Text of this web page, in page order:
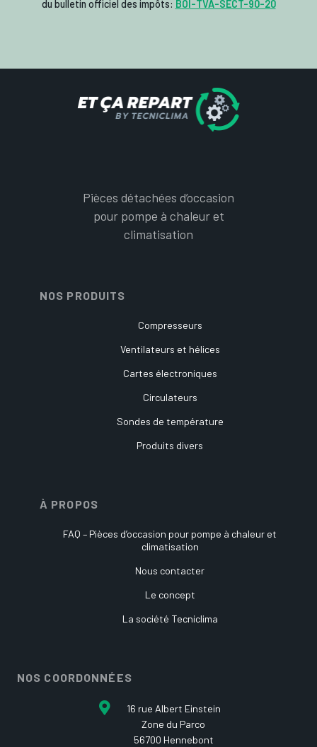
du bulletin officiel des impôts: BOI-TVA-SECT-90-20
Pièces détachées d’occasion
pour pompe à chaleur et
climatisation
NOS PRODUITS
Compresseurs
Ventilateurs et hélices
Cartes électroniques
Circulateurs
Sondes de température
Produits divers
À PROPOS
FAQ – Pièces d’occasion pour pompe à chaleur et
climatisation
Nous contacter
Le concept
La société Tecniclima
NOS COORDONNÉES
16 rue Albert Einstein
Zone du Parco
56700 Hennebont